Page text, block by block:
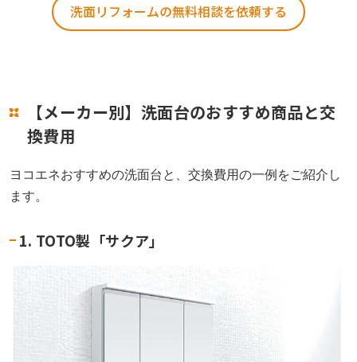
洗面リフォームの無料相談を依頼する
【メーカー別】洗面台のおすすめ商品と交
換費用
ヨコエネおすすめの洗面台と、交換費用の一例をご紹介し
ます。
1. TOTO製「サクア」